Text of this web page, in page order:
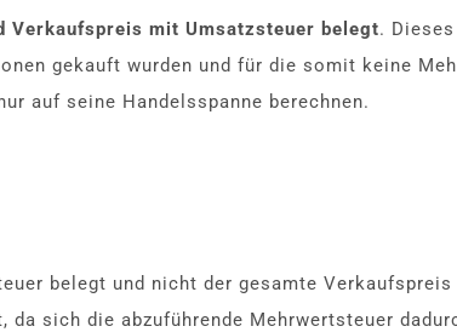
Verkaufspreis mit Umsatzsteuer belegt.
gekauft wurden und für die somit keine
auf seine Handelsspanne berechnen.
belegt und nicht der gesamte Verkaufspreis
da sich die abzuführende Mehrwertsteuer